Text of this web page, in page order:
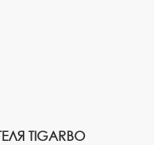
TIGARBO